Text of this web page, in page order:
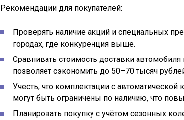
Рекомендации для покупателей:
Проверять наличие акций и специальных
городах, где конкуренция выше.
Сравнивать стоимость доставки автомобиля
позволяет сэкономить до 50–70 тысяч
Учесть, что комплектации с автоматической
могут быть ограничены по наличию, что
Планировать покупку с учётом сезонных